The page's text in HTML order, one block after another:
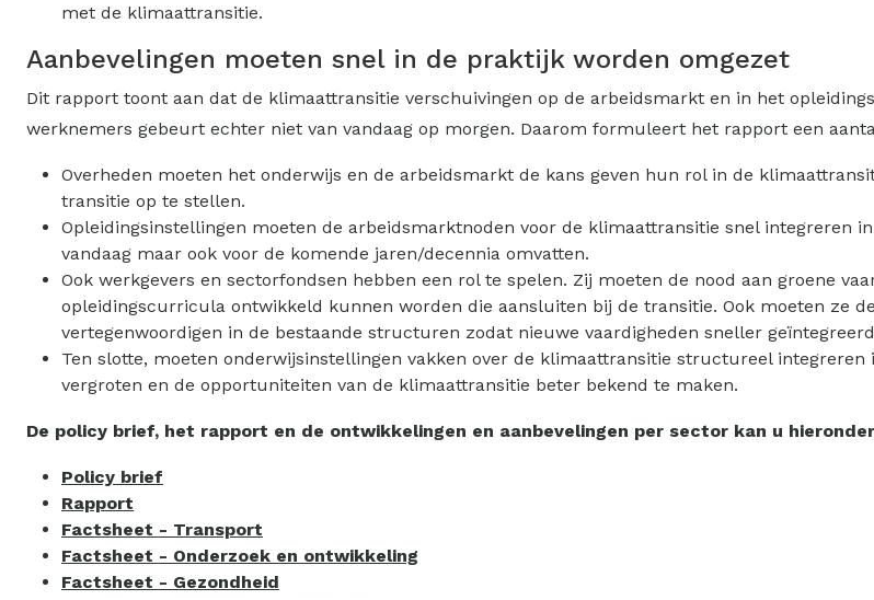
met de klimaattransitie.
Aanbevelingen moeten snel in de praktijk worden omgezet
Dit rapport toont aan dat de klimaattransitie verschuivingen op de arbeidsmarkt en in het
werknemers gebeurt echter niet van vandaag op morgen. Daarom formuleert het rapport een
Overheden moeten het onderwijs en de arbeidsmarkt de kans geven hun rol in de
transitie op te stellen.
Opleidingsinstellingen moeten de arbeidsmarktnoden voor de klimaattransitie snel integreren
vandaag maar ook voor de komende jaren/decennia omvatten.
Ook werkgevers en sectorfondsen hebben een rol te spelen. Zij moeten de nood aan groene
opleidingscurricula ontwikkeld kunnen worden die aansluiten bij de transitie. Ook moeten ze
vertegenwoordigen in de bestaande structuren zodat nieuwe vaardigheden sneller
Ten slotte, moeten onderwijsinstellingen vakken over de klimaattransitie structureel
vergroten en de opportuniteiten van de klimaattransitie beter bekend te maken.
De policy brief, het rapport en de ontwikkelingen en aanbevelingen per sector kan u
Policy brief
Rapport
Factsheet - Transport
Factsheet - Onderzoek en ontwikkeling
Factsheet - Gezondheid